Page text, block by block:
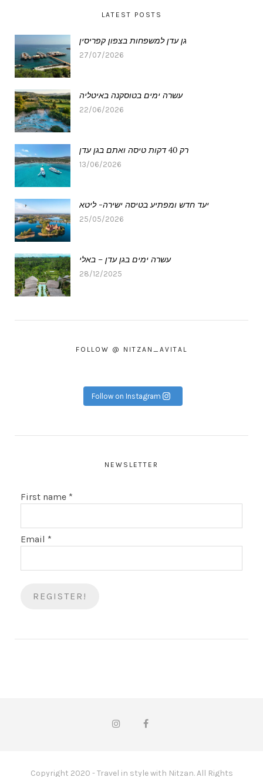
LATEST POSTS
גן עדן למשפחות בצפון קפריסין
27/07/2026
עשרה ימים בטוסקנה באיטליה
22/06/2026
רק 40 דקות טיסה ואתם בגן עדן
13/06/2026
יעד חדש ומפתיע בטיסה ישירה- ליטא
25/05/2026
עשרה ימים בגן עדן – באלי
28/12/2025
FOLLOW @ NITZAN_AVITAL
Follow on Instagram
NEWSLETTER
First name *
Email *
Copyright 2020 - Travel in style with Nitzan. All Rights